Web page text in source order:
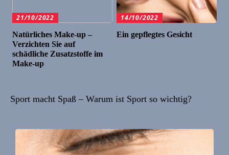
21/10/2022
Natürliches Make-up –
Verzichten Sie auf
schädliche Zusatzstoffe im
Make-up
14/10/2022
Ein gepflegtes Gesicht
Sport macht Spaß – Warum ist Sport so wichtig?